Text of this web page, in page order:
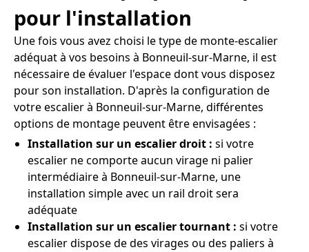
pour l'installation
Une fois vous avez choisi le type de monte-escalier
adéquat à vos besoins à Bonneuil-sur-Marne, il est
nécessaire de évaluer l'espace dont vous disposez
pour son installation. D'après la configuration de
votre escalier à Bonneuil-sur-Marne, différentes
options de montage peuvent être envisagées :
Installation sur un escalier droit : si votre
escalier ne comporte aucun virage ni palier
intermédiaire à Bonneuil-sur-Marne, une
installation simple avec un rail droit sera
adéquate
Installation sur un escalier tournant : si votre
escalier dispose de des virages ou des paliers à